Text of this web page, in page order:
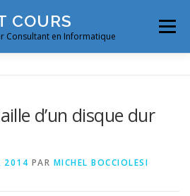
COURS
Consultant en Informatique
Menu
d’un disque dur
2014 PAR MICHEL BOCCIOLESI